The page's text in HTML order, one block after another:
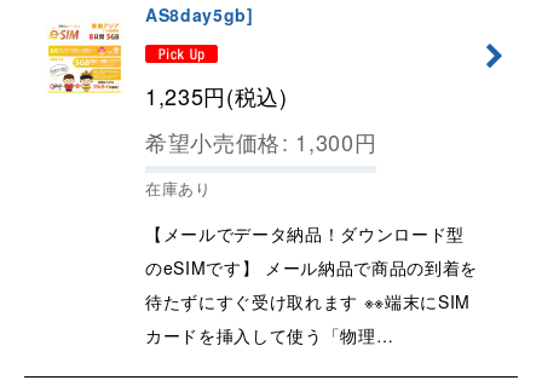
AS8day5gb]
1,235円(税込)
希望小売価格: 1,300円
在庫あり
【メールでデータ納品！ダウンロード型
のeSIMです】 メール納品で商品の到着を
待たずにすぐ受け取れます ※※端末にSIM
カードを挿入して使う「物理…